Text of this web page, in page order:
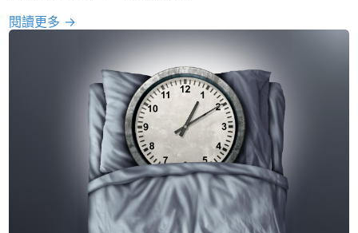
閱讀更多 →